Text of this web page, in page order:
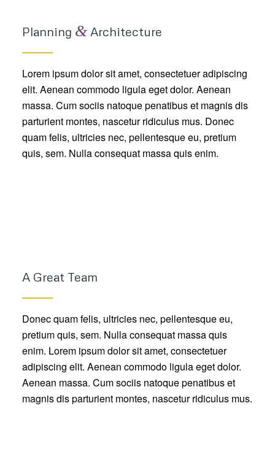
Planning &Architecture
Lorem ipsum dolor sit amet, consectetuer adipiscing
elit. Aenean commodo ligula eget dolor. Aenean
massa. Cum sociis natoque penatibus et magnis dis
parturient montes, nascetur ridiculus mus. Donec
quam felis, ultricies nec, pellentesque eu, pretium
quis, sem. Nulla consequat massa quis enim.
A Great Team
Donec quam felis, ultricies nec, pellentesque eu,
pretium quis, sem. Nulla consequat massa quis
enim. Lorem ipsum dolor sit amet, consectetuer
adipiscing elit. Aenean commodo ligula eget dolor.
Aenean massa. Cum sociis natoque penatibus et
magnis dis parturient montes, nascetur ridiculus mus.